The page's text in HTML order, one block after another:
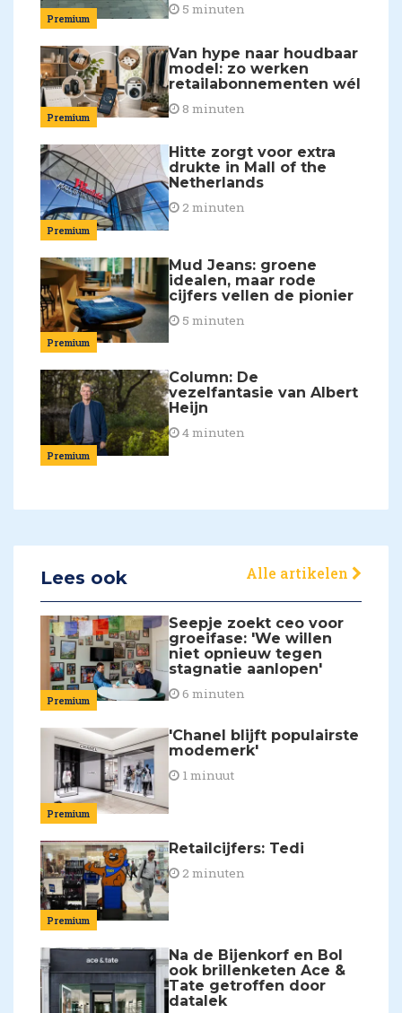
Premium
5 minuten
Premium
Van hype naar houdbaar
model: zo werken
retailabonnementen wél
8 minuten
Premium
Hitte zorgt voor extra
drukte in Mall of the
Netherlands
2 minuten
Premium
Mud Jeans: groene
idealen, maar rode
cijfers vellen de pionier
5 minuten
Premium
Column: De
vezelfantasie van Albert
Heijn
4 minuten
Lees ook Alle artikelen
Premium
Seepje zoekt ceo voor
groeifase: 'We willen
niet opnieuw tegen
stagnatie aanlopen'
6 minuten
Premium
'Chanel blijft populairste
modemerk'
1 minuut
Premium
Retailcijfers: Tedi
2 minuten
Na de Bijenkorf en Bol
ook brillenketen Ace &
Tate getroffen door
datalek